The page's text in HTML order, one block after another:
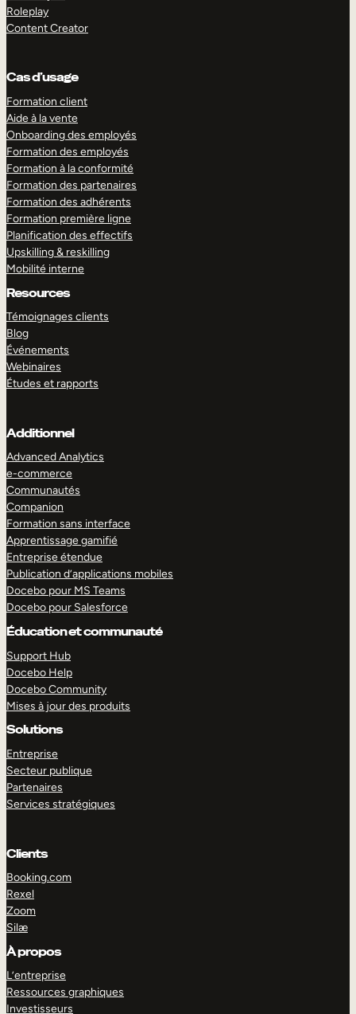
Roleplay
Content Creator
Cas d’usage
Formation client
Aide à la vente
Onboarding des employés
Formation des employés
Formation à la conformité
Formation des partenaires
Formation des adhérents
Formation première ligne
Planification des effectifs
Upskilling & reskilling
Mobilité interne
Resources
Témoignages clients
Blog
Événements
Webinaires
Études et rapports
Additionnel
Advanced Analytics
e-commerce
Communautés
Companion
Formation sans interface
Apprentissage gamifié
Entreprise étendue
Publication d’applications mobiles
Docebo pour MS Teams
Docebo pour Salesforce
Éducation et communauté
Support Hub
Docebo Help
Docebo Community
Mises à jour des produits
Solutions
Entreprise
Secteur publique
Partenaires
Services stratégiques
Clients
Booking.com
Rexel
Zoom
Silæ
À propos
L’entreprise
Ressources graphiques
Investisseurs